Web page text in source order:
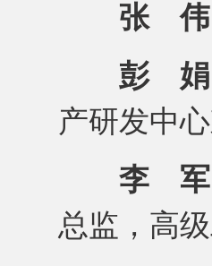
张 伟
彭 娟
产研发中
李 军
总监，高